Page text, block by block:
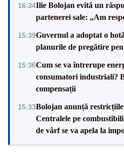
16:34Ilie Bolojan evită un
partenerei sale: „Am
15:39Guvernul a adoptat o
planurile de pregătire
15:36Cum se va întrerupe
consumatori industriali?
compensații
15:33Bolojan anunță restricțiile
Centralele pe
de vârf se va apela la